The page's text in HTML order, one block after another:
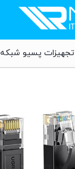
تجهیزات پسیو شبکه